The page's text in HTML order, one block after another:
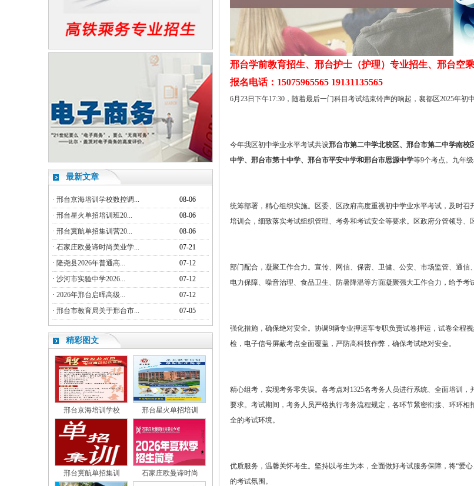
最新文章
· 邢台京海培训学校数控调...
08-06
· 邢台星火单招培训班20...
08-06
· 邢台冀航单招集训营20...
08-06
· 石家庄欧曼谛时尚美业学...
07-21
· 隆尧县2026年普通高...
07-12
· 沙河市实验中学2026...
07-12
· 2026年邢台启晖高级...
07-12
· 邢台市教育局关于邢台市... 07-05
精彩图文
邢台京海培训学校 邢台星火单招培训
邢台冀航单招集训 石家庄欧曼谛时尚
邢台学前教育招生、邢台护士（护理）专业招生、邢台空
报名电话：15075965565 19131135565
6月23日下午17:30，随着最后一门科目考试结束铃声的响起，襄都区2025年初
今年我区初中学业水平考试共设邢台市第二中学北校区、邢台市第二中学南
中学、邢台市第十中学、邢台市平安中学和邢台市思源中学等9个考点。九年级
统筹部署，精心组织实施。区委、区政府高度重视初中学业水平考试，及时
培训会，细致落实考试组织管理、考务和考试安全等要求。区政府分管领导、
部门配合，凝聚工作合力。宣传、网信、保密、卫健、公安、市场监管、通
电力保障、噪音治理、食品卫生、防暑降温等方面凝聚强大工作合力，给予考
强化措施，确保绝对安全。协调9辆专业押运车专职负责试卷押运，试卷全程
检，电子信号屏蔽考点全面覆盖，严防高科技作弊，确保考试绝对安全。
精心组考，实现考务零失误。各考点对1325名考务人员进行系统、全面培训
要求。考试期间，考务人员严格执行考务流程规定，各环节紧密衔接、环环
全的考试环境。
优质服务，温馨关怀考生。坚持以考生为本，全面做好考试服务保障，将“爱
的考试氛围。